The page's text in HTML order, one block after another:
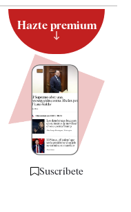
Hazte premium
Suscríbete